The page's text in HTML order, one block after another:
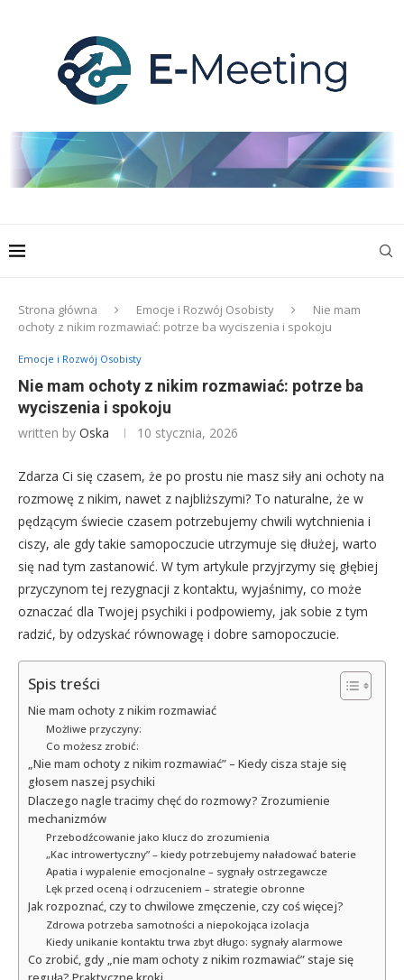
Strona główna Emocje i Rozwój Osobisty
Nie mam
ochoty z nikim rozmawiać: potrze ba wyciszenia i spokoju
Emocje i Rozwój Osobisty
Nie mam ochoty z nikim rozmawiać: potrze ba
wyciszenia i spokoju
written by Oska 10 stycznia, 2026
Zdarza Ci się czasem, że po prostu nie masz siły ani ochoty na
rozmowę z nikim, nawet z najbliższymi? To naturalne, że w
pędzącym świecie czasem potrzebujemy chwili wytchnienia i
ciszy, ale gdy takie samopoczucie utrzymuje się dłużej, warto
się nad tym zastanowić. W tym artykule przyjrzymy się głębiej
przyczynom tej rezygnacji z kontaktu, wyjaśnimy, co może
oznaczać dla Twojej psychiki i podpowiemy, jak sobie z tym
radzić, by odzyskać równowagę i dobre samopoczucie.
Spis treści
Nie mam ochoty z nikim rozmawiać
Możliwe przyczyny:
Co możesz zrobić:
„Nie mam ochoty z nikim rozmawiać” – Kiedy cisza staje się
głosem naszej psychiki
Dlaczego nagle tracimy chęć do rozmowy? Zrozumienie
mechanizmów
Przebodźcowanie jako klucz do zrozumienia
„Kac introwertyczny” – kiedy potrzebujemy naładować baterie
Apatia i wypalenie emocjonalne – sygnały ostrzegawcze
Lęk przed oceną i odrzuceniem – strategie obronne
Jak rozpoznać, czy to chwilowe zmęczenie, czy coś więcej?
Zdrowa potrzeba samotności a niepokojąca izolacja
Kiedy unikanie kontaktu trwa zbyt długo: sygnały alarmowe
Co zrobić, gdy „nie mam ochoty z nikim rozmawiać” staje się